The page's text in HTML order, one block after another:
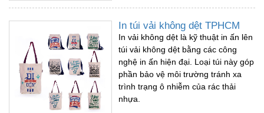
In túi vải không dệt TPHCM
In vải không dệt là kỹ thuật in ấn lên
túi vải không dệt bằng các công
nghệ in ấn hiện đại. Loại túi này góp
phần bảo vệ môi trường tránh xa
trình trạng ô nhiễm của rác thải
nhựa.